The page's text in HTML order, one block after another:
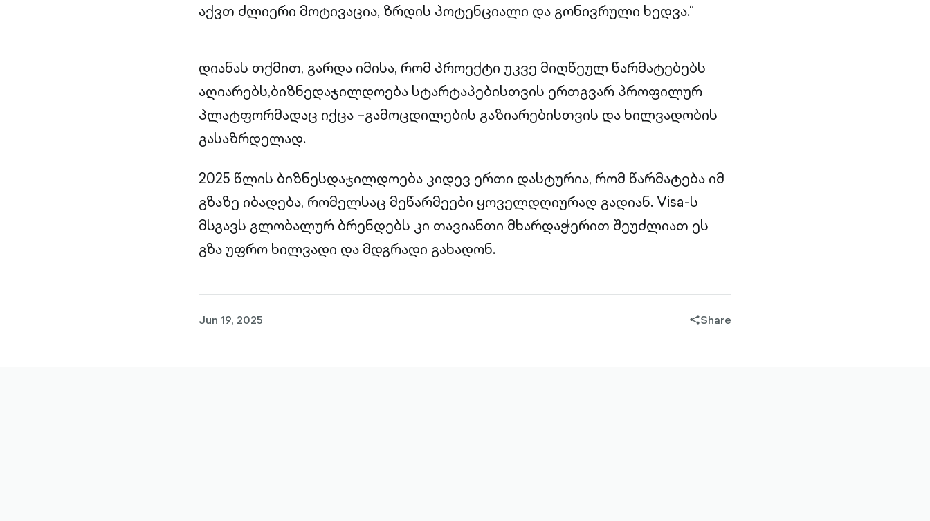
აქვთ ძლიერი მოტივაცია, ზრდის პოტენციალი და გონივრული ხედვა.“
დიანას თქმით, გარდა იმისა, რომ პროექტი უკვე მიღწეულ წარმატებებს
აღიარებს,ბიზნედაჯილდოება სტარტაპებისთვის ერთგვარ პროფილურ
პლატფორმადაც იქცა –გამოცდილების გაზიარებისთვის და ხილვადობის
გასაზრდელად.
2025 წლის ბიზნესდაჯილდოება კიდევ ერთი დასტურია, რომ წარმატება იმ
გზაზე იბადება, რომელსაც მეწარმეები ყოველდღიურად გადიან. Visa-ს
მსგავს გლობალურ ბრენდებს კი თავიანთი მხარდაჭერით შეუძლიათ ეს
გზა უფრო ხილვადი და მდგრადი გახადონ.
Jun 19, 2025
share-
Share